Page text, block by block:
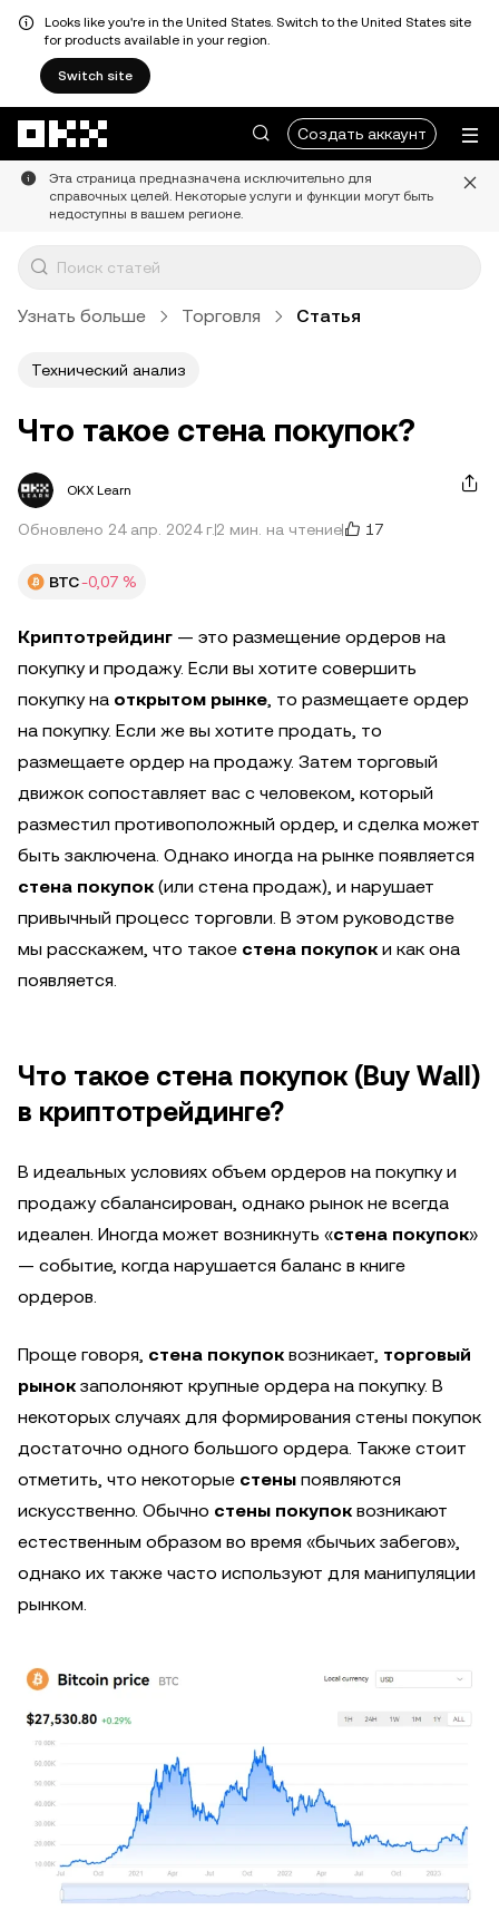
Looks like you're in the United States. Switch to the United States site
for products available in your region.
Switch site
Создать аккаунт
Эта страница предназначена исключительно для
справочных целей. Некоторые услуги и функции могут быть
недоступны в вашем регионе.
Узнать больше Торговля Статья
Технический анализ
Что такое стена покупок?
OKX Learn
Обновлено 24 апр. 2024 г. 2 мин. на чтение 17
BTC-0,07 %
Криптотрейдинг — это размещение ордеров на
покупку и продажу. Если вы хотите совершить
покупку на открытом рынке, то размещаете ордер
на покупку. Если же вы хотите продать, то
размещаете ордер на продажу. Затем торговый
движок сопоставляет вас с человеком, который
разместил противоположный ордер, и сделка может
быть заключена. Однако иногда на рынке появляется
стена покупок (или стена продаж), и нарушает
привычный процесс торговли. В этом руководстве
мы расскажем, что такое стена покупок и как она
появляется.
Что такое стена покупок (Buy Wall)
в криптотрейдинге?
В идеальных условиях объем ордеров на покупку и
продажу сбалансирован, однако рынок не всегда
идеален. Иногда может возникнуть «стена покупок»
— событие, когда нарушается баланс в книге
ордеров.
Проще говоря, стена покупок возникает, торговый
рынок заполоняют крупные ордера на покупку. В
некоторых случаях для формирования стены покупок
достаточно одного большого ордера. Также стоит
отметить, что некоторые стены появляются
искусственно. Обычно стены покупок возникают
естественным образом во время «бычьих забегов»,
однако их также часто используют для манипуляции
рынком.